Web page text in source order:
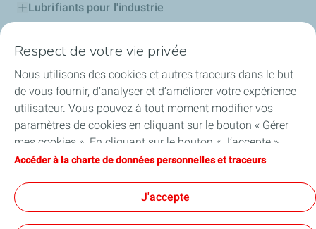
Lubrifiants pour l'industrie
Bitumes
Services
Aide et Conseils
Respect de votre vie privée
Nous utilisons des cookies et autres traceurs dans le but
de vous fournir, d’analyser et d’améliorer votre expérience
utilisateur. Vous pouvez à tout moment modifier vos
paramètres de cookies en cliquant sur le bouton « Gérer
mes cookies ». En cliquant sur le bouton « J’accepte »,
vous acceptez le dépôt de l’ensemble des cookies. Dans le
techniques nécessaires au bon fonctionnement du site
seront utilisés. Pour plus d’informations, vous pouvez
Accéder à la charte de données personnelles et traceurs
J'accepte